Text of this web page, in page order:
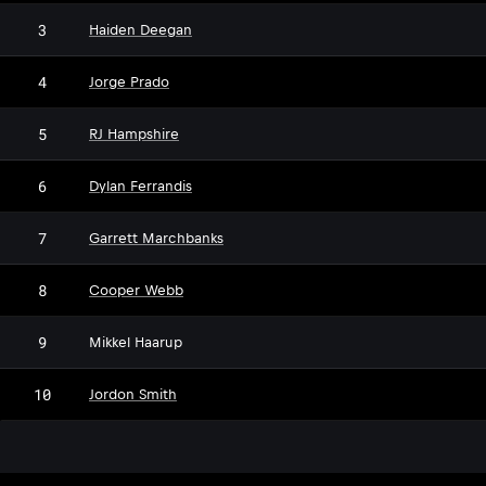
3 Haiden Deegan
4 Jorge Prado
5 RJ Hampshire
6 Dylan Ferrandis
7 Garrett Marchbanks
8 Cooper Webb
9 MH
Mikkel Haarup
10 Jordon Smith